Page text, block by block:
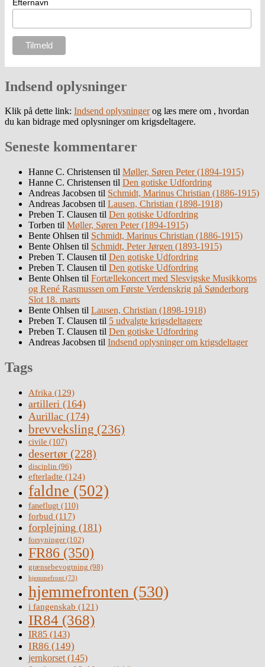
Efternavn
Indsend oplysninger
Klik på dette link: Indsend oplysningerog læs mere om , hvordan
du kan bidrage med oplysninger om krigsdeltagere.
Seneste kommentarer
Hanne C. Christensen til Møller, Søren Peter (1894-1915)
Hanne C. Christensen til Den gotiske Udfordring
Andreas Jacobsen til Schmidt, Marinus Christian (1886-1915)
Andreas Jacobsen til Lausen, Christian (1898-1918)
Preben T. Clausen til Den gotiske Udfordring
Torben til Møller, Søren Peter (1894-1915)
Bente Ohlsen til Schmidt, Marinus Christian (1886-1915)
Bente Ohlsen til Schmidt, Peter Jørgen (1893-1915)
Preben T. Clausen til Den gotiske Udfordring
Preben T. Clausen til Den gotiske Udfordring
Bente Ohlsen til Fortællekoncert med Slesvigske Musikkorps
og René Rasmussen om Første Verdenskrig på Sønderborg
Slot 18. marts
Bente Ohlsen til Lausen, Christian (1898-1918)
Preben T. Clausen til 5 udvalgte krigsdeltagere
Preben T. Clausen til Den gotiske Udfordring
Andreas Jacobsen til Indsend oplysninger om krigsdeltager
Tags
Afrika (129)
artilleri (164)
Aurillac (174)
brevveksling (236)
civile (107)
desertør (228)
disciplin (96)
efterladte (124)
faldne (502)
faneflugt (110)
forbud (117)
forplejning (181)
forsyninger(102)
FR86 (350)
grænsebevogtning (98)
hjemmefront (73)
hjemmefronten (530)
i fangenskab (121)
IR84 (368)
IR85 (143)
IR86 (149)
jernkorset(145)